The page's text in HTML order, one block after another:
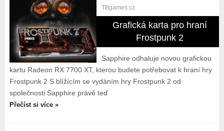
TBgames.cz
Grafická karta pro hraní
Frostpunk 2
Sapphire odhaluje novou grafickou
kartu Radeon RX 7700 XT, kterou budete potřebovat k hraní hry
Frostpunk 2 S blížícím se vydáním hry Frostpunk 2 od
společnosti Sapphire právě teď
Přečíst si více »